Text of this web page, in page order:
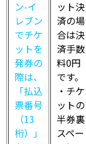
ン-イ
レブン
でチケ
ットを
発券の
際は、
「払込
票番号
（13
桁）」
ット決
済の場
合は決
済手数
料0円
です。
・チケ
ットの
半券裏
スペー